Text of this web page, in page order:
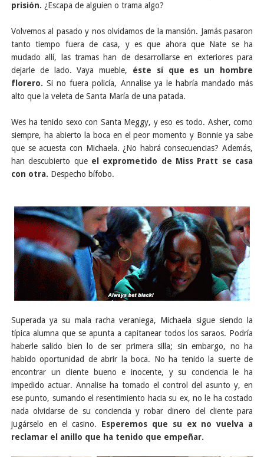
prisión. ¿Escapa de alguien o trama algo?
Volvemos al pasado y nos olvidamos de la mansión. Jamás pasaron
tanto tiempo fuera de casa, y es que ahora que Nate se ha
mudado allí, las tramas han de desarrollarse en exteriores para
dejarle de lado. Vaya mueble, éste sí que es un hombre
florero. Si no fuera policía, Annalise ya le habría mandado más
alto que la veleta de Santa María de una patada.
Wes ha tenido sexo con Santa Meggy, y eso es todo. Asher, como
siempre, ha abierto la boca en el peor momento y Bonnie ya sabe
que se acuesta con Michaela. ¿No habrá consecuencias? Además,
han descubierto que el exprometido de Miss Pratt se casa
con otra. Despecho bífobo.
Superada ya su mala racha veraniega, Michaela sigue siendo la
típica alumna que se apunta a capitanear todos los saraos. Podría
haberle salido bien lo de ser primera silla; sin embargo, no ha
habido oportunidad de abrir la boca. No ha tenido la suerte de
encontrar un cliente bueno e inocente, y su conciencia le ha
impedido actuar. Annalise ha tomado el control del asunto y, en
ese punto, sumando el resentimiento hacia su ex, no le ha costado
nada olvidarse de su conciencia y robar dinero del cliente para
jugárselo en el casino. Esperemos que su ex no vuelva a
reclamar el anillo que ha tenido que empeñar.